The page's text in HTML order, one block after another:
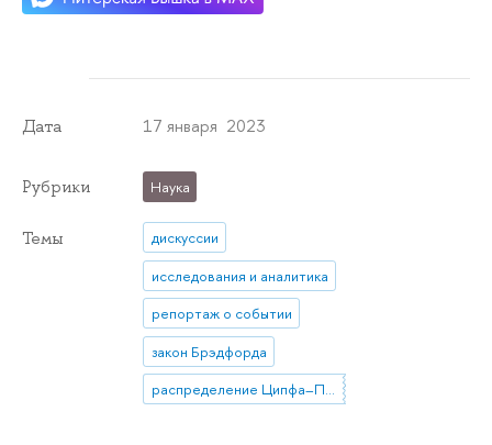
Дата 17 января 2023
Рубрики Наука
Темы
дискуссии
исследования и аналитика
репортаж о событии
закон Брэдфорда
распределение Ципфа–Парето